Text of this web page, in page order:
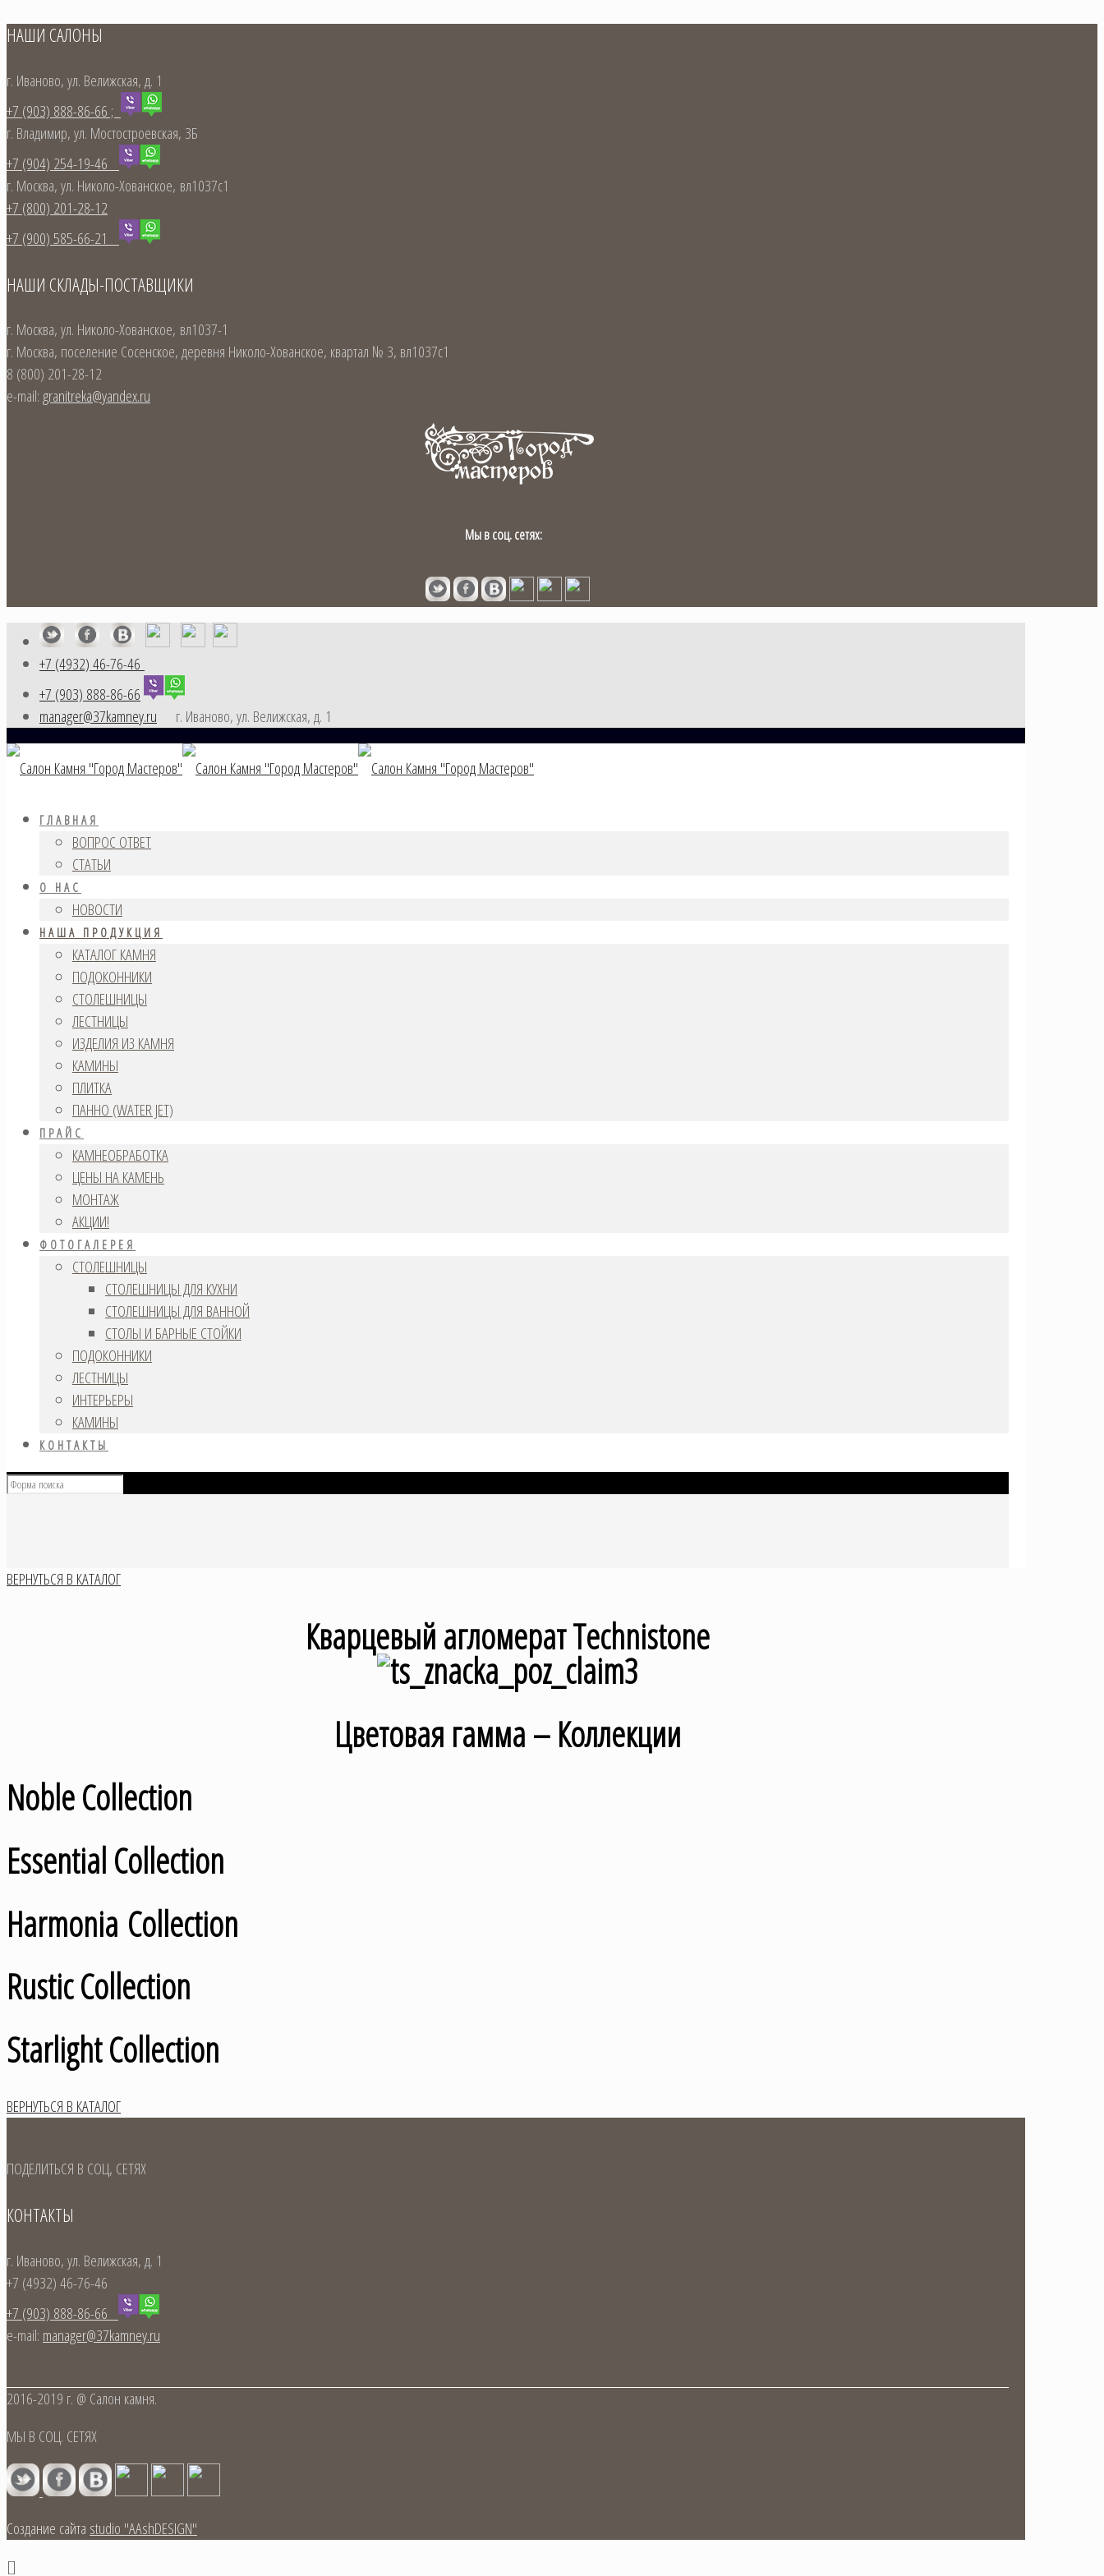
НАШИ САЛОНЫ
г. Иваново, ул. Велижская, д. 1
+7 (903) 888-86-66 ;
г. Владимир, ул. Мостостроевская, 3Б
+7 (904) 254-19-46
г. Москва, ул. Николо-Хованское, вл1037с1
+7 (800) 201-28-12
+7 (900) 585-66-21
НАШИ СКЛАДЫ-ПОСТАВЩИКИ
г. Москва, ул. Николо-Хованское, вл1037-1
г. Москва, поселение Сосенское, деревня Николо-Хованское, квартал № 3, вл1037с1
8 (800) 201-28-12
e-mail:granitreka@yandex.ru
Мы в соц. сетях:
+7 (4932) 46-76-46
+7 (903) 888-86-66
manager@37kamney.ru г. Иваново, ул. Велижская, д. 1
ГЛАВНАЯ
ВОПРОС ОТВЕТ
СТАТЬИ
О НАС
НОВОСТИ
НАША ПРОДУКЦИЯ
КАТАЛОГ КАМНЯ
ПОДОКОННИКИ
СТОЛЕШНИЦЫ
ЛЕСТНИЦЫ
ИЗДЕЛИЯ ИЗ КАМНЯ
КАМИНЫ
ПЛИТКА
ПАННО (WATER JET)
ПРАЙС
КАМНЕОБРАБОТКА
ЦЕНЫ НА КАМЕНЬ
МОНТАЖ
АКЦИИ!
ФОТОГАЛЕРЕЯ
СТОЛЕШНИЦЫ
СТОЛЕШНИЦЫ ДЛЯ КУХНИ
СТОЛЕШНИЦЫ ДЛЯ ВАННОЙ
СТОЛЫ И БАРНЫЕ СТОЙКИ
ПОДОКОННИКИ
ЛЕСТНИЦЫ
ИНТЕРЬЕРЫ
КАМИНЫ
КОНТАКТЫ
ВЕРНУТЬСЯ В КАТАЛОГ
Кварцевый агломерат Technistone
Цветовая гамма – Коллекции
Noble Collection
Essential Collection
Harmonia Collection
Rustic Collection
Starlight Collection
ВЕРНУТЬСЯ В КАТАЛОГ
ПОДЕЛИТЬСЯ В СОЦ, СЕТЯХ
КОНТАКТЫ
г. Иваново, ул. Велижская, д. 1
+7 (4932) 46-76-46
+7 (903) 888-86-66
e-mail: manager@37kamney.ru
2016-2019 г. @ Салон камня.
МЫ В СОЦ. СЕТЯХ
Создание сайта studio "AAshDESIGN"
[]